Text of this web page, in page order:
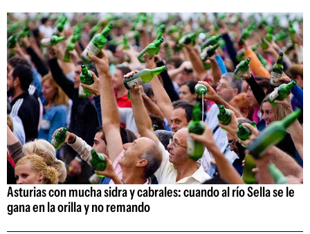
Asturias con mucha sidra y cabrales: cuando al río Sella se le
gana en la orilla y no remando